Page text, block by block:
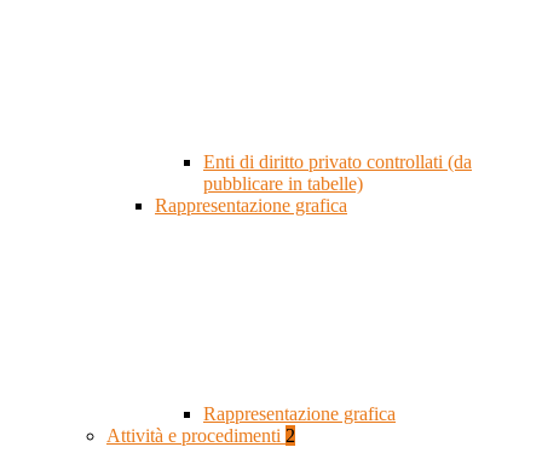
Enti di diritto privato controllati (da
pubblicare in tabelle)
Rappresentazione grafica
Rappresentazione grafica
Attività e procedimenti 2